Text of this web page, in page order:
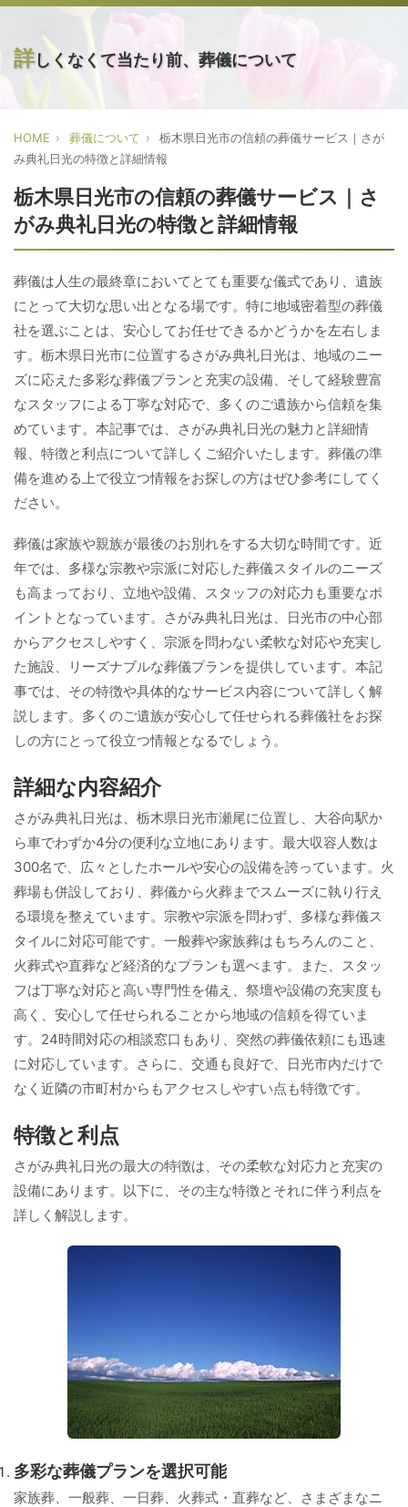
詳しくなくて当たり前、葬儀について
HOME 葬儀について
栃木県日光市の信頼の葬儀サービス｜さが
み典礼日光の特徴と詳細情報
栃木県日光市の信頼の葬儀サービス｜さ
がみ典礼日光の特徴と詳細情報
葬儀は人生の最終章においてとても重要な儀式であり、遺族
にとって大切な思い出となる場です。特に地域密着型の葬儀
社を選ぶことは、安心してお任せできるかどうかを左右しま
す。栃木県日光市に位置するさがみ典礼日光は、地域のニー
ズに応えた多彩な葬儀プランと充実の設備、そして経験豊富
なスタッフによる丁寧な対応で、多くのご遺族から信頼を集
めています。本記事では、さがみ典礼日光の魅力と詳細情
報、特徴と利点について詳しくご紹介いたします。葬儀の準
備を進める上で役立つ情報をお探しの方はぜひ参考にしてく
ださい。
葬儀は家族や親族が最後のお別れをする大切な時間です。近
年では、多様な宗教や宗派に対応した葬儀スタイルのニーズ
も高まっており、立地や設備、スタッフの対応力も重要なポ
イントとなっています。さがみ典礼日光は、日光市の中心部
からアクセスしやすく、宗派を問わない柔軟な対応や充実し
た施設、リーズナブルな葬儀プランを提供しています。本記
事では、その特徴や具体的なサービス内容について詳しく解
説します。多くのご遺族が安心して任せられる葬儀社をお探
しの方にとって役立つ情報となるでしょう。
詳細な内容紹介
さがみ典礼日光は、栃木県日光市瀬尾に位置し、大谷向駅か
ら車でわずか4分の便利な立地にあります。最大収容人数は
300名で、広々としたホールや安心の設備を誇っています。火
葬場も併設しており、葬儀から火葬までスムーズに執り行え
る環境を整えています。宗教や宗派を問わず、多様な葬儀ス
タイルに対応可能です。一般葬や家族葬はもちろんのこと、
火葬式や直葬など経済的なプランも選べます。また、スタッ
フは丁寧な対応と高い専門性を備え、祭壇や設備の充実度も
高く、安心して任せられることから地域の信頼を得ていま
す。24時間対応の相談窓口もあり、突然の葬儀依頼にも迅速
に対応しています。さらに、交通も良好で、日光市内だけで
なく近隣の市町村からもアクセスしやすい点も特徴です。
特徴と利点
さがみ典礼日光の最大の特徴は、その柔軟な対応力と充実の
設備にあります。以下に、その主な特徴とそれに伴う利点を
詳しく解説します。
多彩な葬儀プランを選択可能
家族葬、一般葬、一日葬、火葬式・直葬など、さまざまなニ